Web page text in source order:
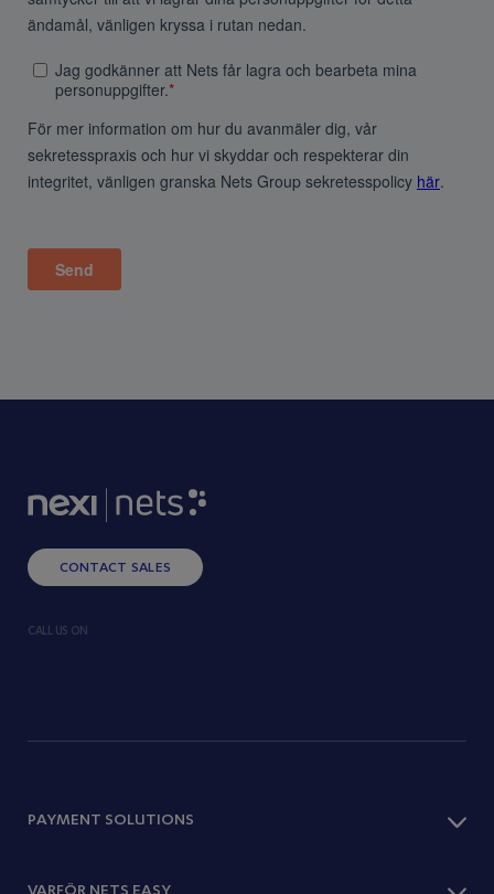
CONTACT SALES
CALL US ON
PAYMENT SOLUTIONS